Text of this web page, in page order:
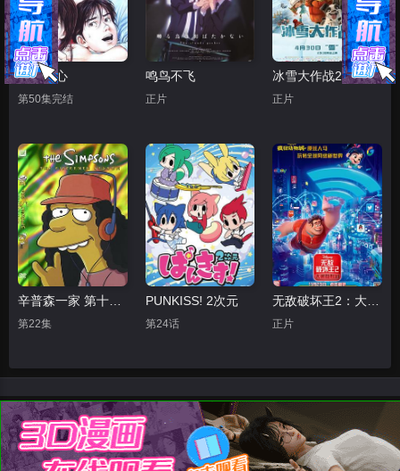
天使之心
第50集完结
鸣鸟不飞
正片
冰雪大作战2（原声版）
正片
第22集
PUNKISS! 2次元
第24话 正片